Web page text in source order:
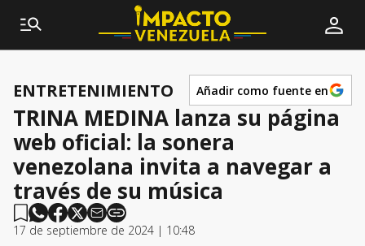
ENTRETENIMIENTO Añadir como fuente en
TRINA MEDINA lanza su página
web oficial: la sonera
venezolana invita a navegar a
través de su música
17 de septiembre de 2024 | 10:48